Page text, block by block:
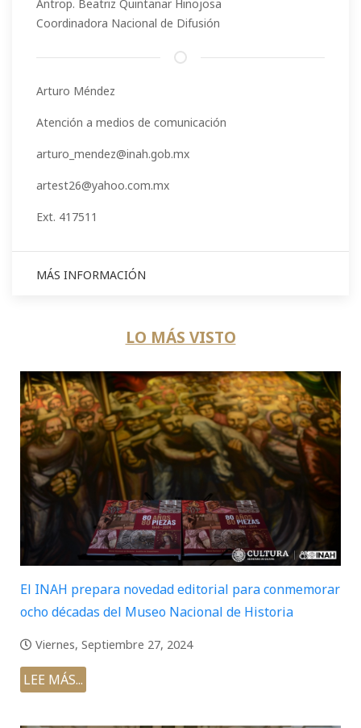
Antrop. Beatriz Quintanar Hinojosa
Coordinadora Nacional de Difusión
Arturo Méndez
Atención a medios de comunicación
arturo_mendez@inah.gob.mx
artest26@yahoo.com.mx
Ext. 417511
MÁS INFORMACIÓN
LO MÁS VISTO
El INAH prepara novedad editorial para conmemorar
ocho décadas del Museo Nacional de Historia
Viernes, Septiembre 27, 2024
LEE MÁS...